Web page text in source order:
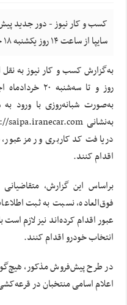
کسب و کار نیوز - دور جدید
سایپا از ساعت ۱۴ روز یکشنبه ۱۸ خردادماه آغاز می‌شود.
به‌گزارش کسب و کار نیوز به
روز و تا
به‌صورت شبانه‌روزی با ورود
به‌نشانیsaipa.iranecar.com
دریافت کد کاربری و رمز
اقدام کنند.
براساس این گزارش،
فوق‌العاده، نسبت به ثبت
عبور اقدام کرده‌اند نیز لازم
انتخاب خودرو اقدام کنند.
در طرح پیش‌فروش مذکور،
اعلام اسامی منتخبان در